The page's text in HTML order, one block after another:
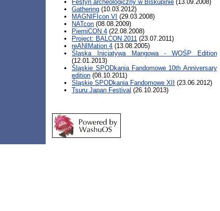
Festyn archeologiczny w Biskupinie (13.09.2008)
Gathering (10.03.2012)
MAGNIFIcon VI (29.03.2008)
NATcon (08.08.2009)
PierniCON 4 (22.08.2008)
Project: BALCON 2011 (23.07.2011)
reANIMation 4 (13.08.2005)
Śląska Inicjatywa Mangowa - WOŚP Edition
(12.01.2013)
Śląskie SPODkania Fandomowe 10th Anniversary
edition (08.10.2011)
Śląskie SPODkania Fandomowe XII
(23.06.2012)
Tsuru Japan Festival (26.10.2013)